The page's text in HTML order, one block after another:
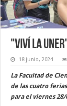
"Viví la
18 junio, 2024
La Facultad de
de las cuatro
para el viernes 28/